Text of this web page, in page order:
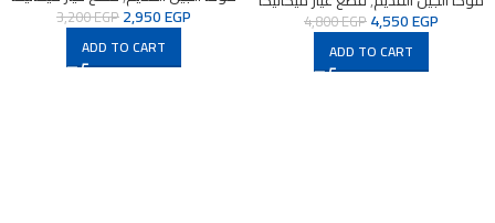
3,200EGP2,950EGP
ADD TO CART
4,800EGP4,550EGP
ADD TO CART